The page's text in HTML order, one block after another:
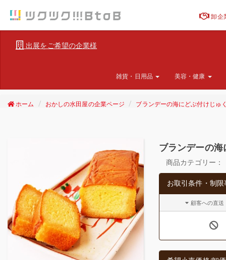
卸企
出展をご希望の企業様
雑貨・日用品 美容・健康
ホーム おかしの水田屋の企業ページ ブランデーの海にどぶ付けじゅ
ブランデーの
商品カテゴリー：
お取引条件・制限
顧客への直送